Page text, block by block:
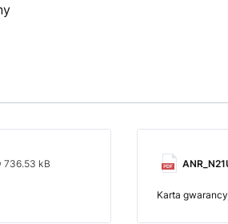
736.53 kB
Karta